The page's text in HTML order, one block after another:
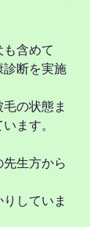
含めて
診断を実施
の状態ま
ます。
生方から
りしていま